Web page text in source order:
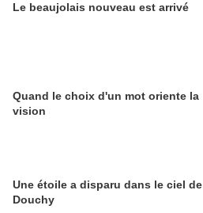
Le beaujolais nouveau est arrivé
Quand le choix d'un mot oriente la
vision
Une étoile a disparu dans le ciel de
Douchy